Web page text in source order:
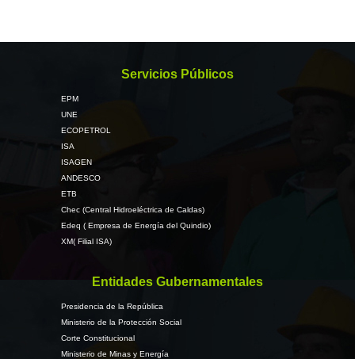
Servicios Públicos
EPM
UNE
ECOPETROL
ISA
ISAGEN
ANDESCO
ETB
Chec (Central Hidroeléctrica de Caldas)
Edeq ( Empresa de Energía del Quindio)
XM( Filial ISA)
Entidades Gubernamentales
Presidencia de la República
Ministerio de la Protección Social
Corte Constitucional
Ministerio de Minas y Energía